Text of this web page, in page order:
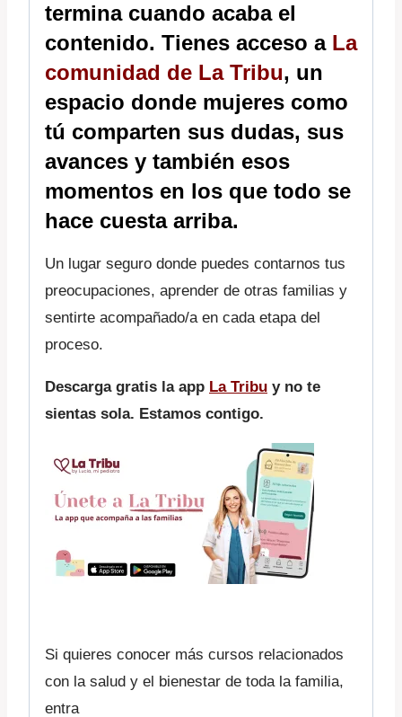
termina cuando acaba el
contenido. Tienes acceso a La
comunidad de La Tribu, un
espacio donde mujeres como
tú comparten sus dudas, sus
avances y también esos
momentos en los que todo se
hace cuesta arriba.
Un lugar seguro donde puedes contarnos tus
preocupaciones, aprender de otras familias y
sentirte acompañado/a en cada etapa del
proceso.
Descarga gratis la app La Tribu y no te
sientas sola. Estamos contigo.
Si quieres conocer más cursos relacionados
con la salud y el bienestar de toda la familia,
entra